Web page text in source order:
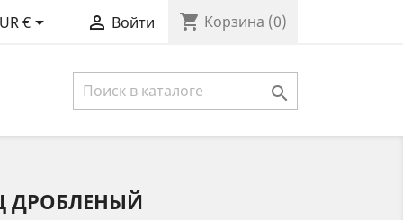
€  Войти shopping_cart Корзина (0)

ДРОБЛЕНЫЙ